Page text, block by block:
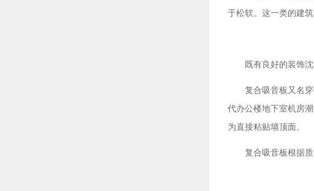
于松软。这一类的建
既有良好的装饰
复合吸音板又名
代办公楼地下室机房
为直接粘贴墙顶面。
复合吸音板根据